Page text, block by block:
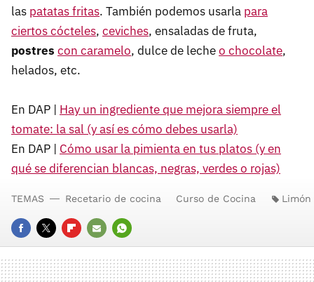
las patatas fritas. También podemos usarla para
ciertos cócteles, ceviches, ensaladas de fruta,
postres con caramelo, dulce de lecheo chocolate,
helados, etc.
En DAP | Hay un ingrediente que mejora siempre el
tomate: la sal (y así es cómo debes usarla)
En DAP | Cómo usar la pimienta en tus platos (y en
qué se diferencian blancas, negras, verdes o rojas)
FACEBOOK
TWITTERFLIPBOARD
E-
MAIL
WHATSAPP
TEMAS Recetario de cocina Curso de Cocina Limón